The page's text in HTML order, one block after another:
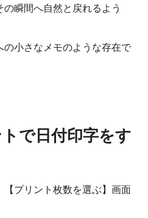
瞬間へ自然と戻れるよう
小さなメモのような存在で
で日付印字をす
プリント枚数を選ぶ】画面